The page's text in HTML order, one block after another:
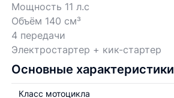
Мощность 11 л.с
Объём 140 см³
4 передачи
Электростартер + кик-стартер
Основные характеристики
Класс мотоцикла